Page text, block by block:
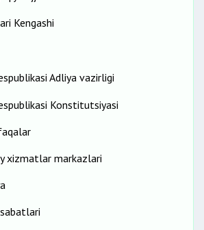
Kengashi
Adliya vazirligi
Konstitutsiyasi
xizmatlar markazlari